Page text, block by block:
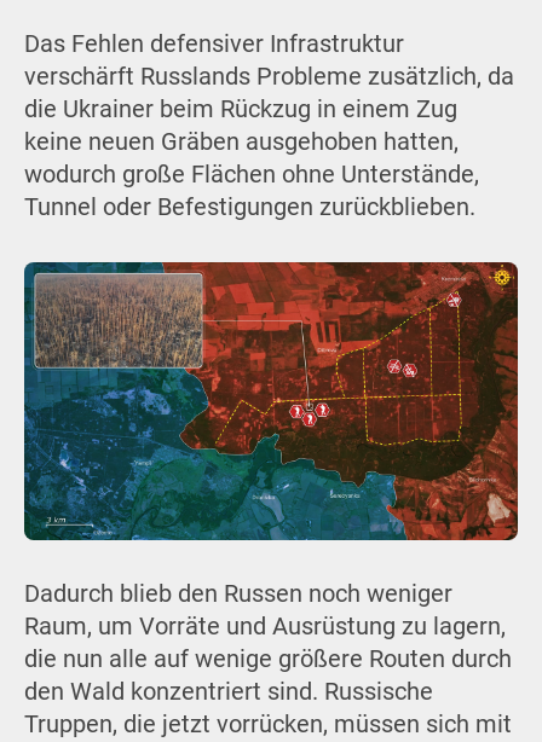
Das Fehlen defensiver Infrastruktur
verschärft Russlands Probleme zusätzlich, da
die Ukrainer beim Rückzug in einem Zug
keine neuen Gräben ausgehoben hatten,
wodurch große Flächen ohne Unterstände,
Tunnel oder Befestigungen zurückblieben.
Dadurch blieb den Russen noch weniger
Raum, um Vorräte und Ausrüstung zu lagern,
die nun alle auf wenige größere Routen durch
den Wald konzentriert sind. Russische
Truppen, die jetzt vorrücken, müssen sich mit